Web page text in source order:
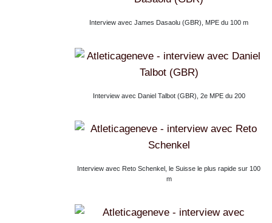
Interview avec James Dasaolu (GBR), MPE du 100 m
Interview avec Daniel Talbot (GBR), 2e MPE du 200
Interview avec Reto Schenkel, le Suisse le plus rapide sur 100
m